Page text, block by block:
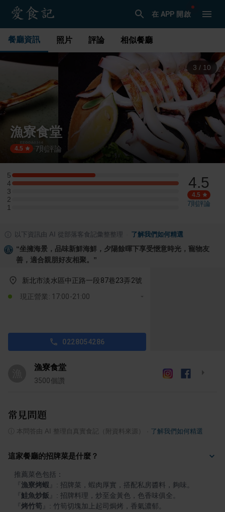
在 APP 開啟
餐廳資訊 照片 評論 相似餐廳
3 / 10
漁寮食堂
4.5 7則評論
5
5 星：1 則評論
4
4 星：2 則評論
3
3 星：0 則評論
2
2 星：0 則評論
1
1 星：0 則評論
4.5
4.5
7則評論
以下資訊由 AI 從部落客食記彙整整理 了解我們如何精選
“坐擁海景，品味新鮮海鮮，夕陽餘暉下享受愜意時光，寵物友
善，適合親朋好友相聚。 ”
新北市淡水區中正路一段87巷23弄2號
現正營業: 17:00-21:00
0228054286
漁寮食堂
3500個讚
常見問題
本問答由 AI 整理自真實食記（附資料來源） 了解我們如何精選
這家餐廳的招牌菜是什麼？
漁寮烤蝦
鮭魚炒飯
烤竹筍